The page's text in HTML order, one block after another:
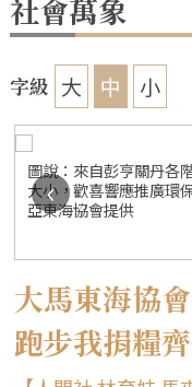
社會萬象
字級 大 中 小
圖說：來自彭亨關丹各
大小，歡喜響應推廣環
亞東海協會提供
‹
大馬東海協
跑步我捐糧